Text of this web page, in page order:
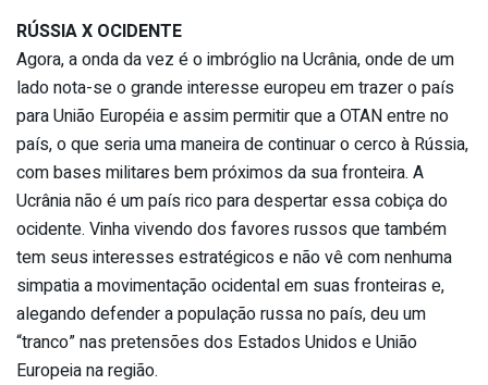
RÚSSIA X OCIDENTE
Agora, a onda da vez é o imbróglio na Ucrânia, onde de um
lado nota-se o grande interesse europeu em trazer o país
para União Européia e assim permitir que a OTAN entre no
país, o que seria uma maneira de continuar o cerco à Rússia,
com bases militares bem próximos da sua fronteira. A
Ucrânia não é um país rico para despertar essa cobiça do
ocidente. Vinha vivendo dos favores russos que também
tem seus interesses estratégicos e não vê com nenhuma
simpatia a movimentação ocidental em suas fronteiras e,
alegando defender a população russa no país, deu um
“tranco” nas pretensões dos Estados Unidos e União
Europeia na região.